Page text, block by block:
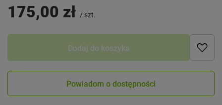
175,00 zł / szt.
Dodaj do koszyka
Powiadom o dostępności